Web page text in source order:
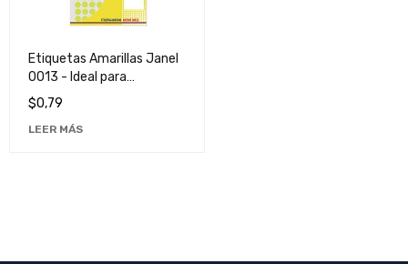
Etiquetas Amarillas Janel
0013 - Ideal para
Organización y
Clasificación
$0,79
LEER MÁS